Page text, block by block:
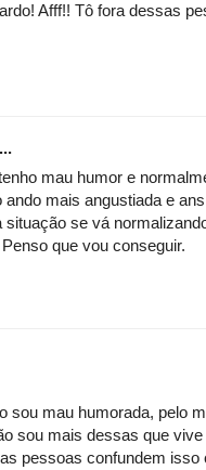
Afff!! Tô fora dessas
mau humor e
ando mais angustiada e
situação se vá
que vou conseguir.
sou mau humorada, pelo
sou mais dessas que
pessoas confundem